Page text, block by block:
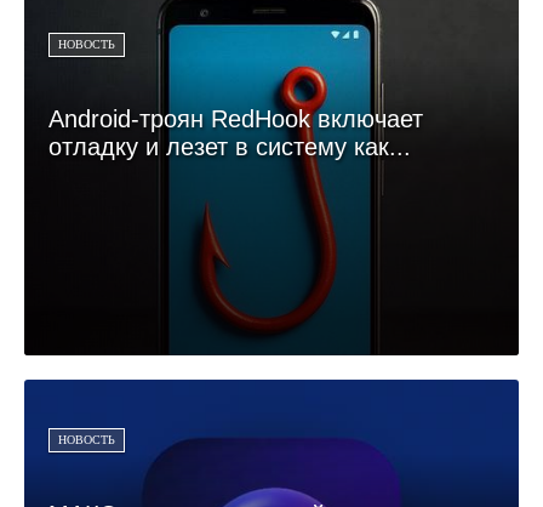
НОВОСТЬ
Android-троян RedHook включает
отладку и лезет в систему как...
НОВОСТЬ